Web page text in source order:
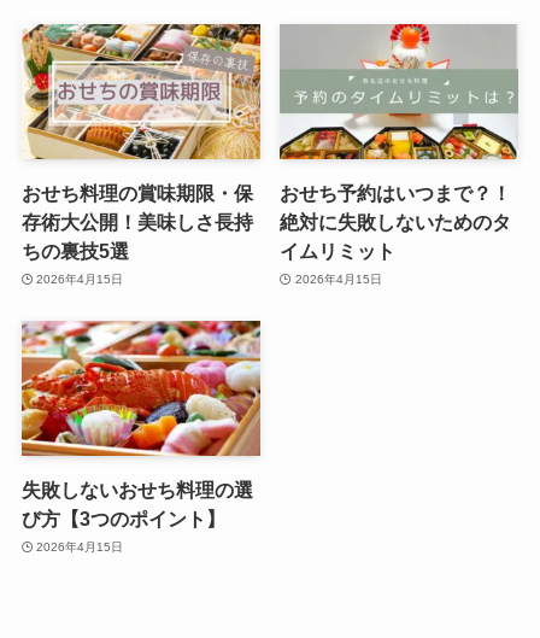
おせち料理の賞味期限・保
存術大公開！美味しさ長持
ちの裏技5選
2026年4月15日
おせち予約はいつまで？！
絶対に失敗しないためのタ
イムリミット
2026年4月15日
失敗しないおせち料理の選
び方【3つのポイント】
2026年4月15日